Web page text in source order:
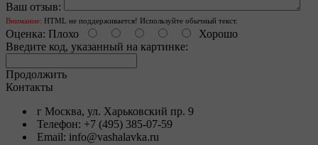
Ваш отзыв:
Внимание: HTML не поддерживается! Используйте обычный текст.
Оценка: Плохо
Хорошо
Введите код, указанный на картинке:
Продолжить
Контакты
г Москва, ул. Харьковский пр. 9
Телефон: +7 (495) 385-07-59
Email: info@vashalavka.ru